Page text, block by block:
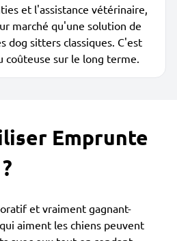
et l'assistance vétérinaire,
marché qu'une solution de
dog sitters classiques. C'est
coûteuse sur le long terme.
Emprunte
et vraiment gagnant-
aiment les chiens peuvent